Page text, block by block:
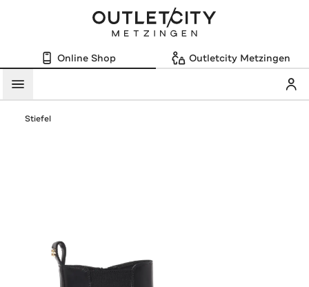
Online Shop Outletcity Metzingen
Menü
Stiefel